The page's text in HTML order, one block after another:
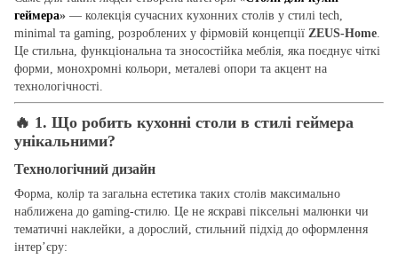
геймера» — колекція сучасних кухонних столів у стилі tech,
minimal та gaming, розроблених у фірмовій концепції ZEUS-Home.
Це стильна, функціональна та зносостійка меблія, яка поєднує чіткі
форми, монохромні кольори, металеві опори та акцент на
технологічності.
🔥 1. Що робить кухонні столи в стилі геймера
унікальними?
Технологічний дизайн
Форма, колір та загальна естетика таких столів максимально
наближена до gaming-стилю. Це не яскраві піксельні малюнки чи
тематичні наклейки, а дорослий, стильний підхід до оформлення
інтер’єру: